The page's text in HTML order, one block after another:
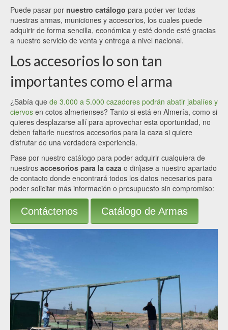
Puede pasar por nuestro catálogo para poder ver todas
nuestras armas, municiones y accesorios, los cuales puede
adquirir de forma sencilla, económica y esté donde esté gracias
a nuestro servicio de venta y entrega a nivel nacional.
Los accesorios lo son tan
importantes como el arma
¿Sabía que de 3.000 a 5.000 cazadores podrán abatir jabalíes y
ciervos en cotos almerienses? Tanto si está en Almería, como si
quieres desplazarse allí para aprovechar esta oportunidad, no
deben faltarle nuestros accesorios para la caza si quiere
disfrutar de una verdadera experiencia.
Pase por nuestro catálogo para poder adquirir cualquiera de
nuestros accesorios para la caza o diríjase a nuestro apartado
de contacto donde encontrará todos los datos necesarios para
poder solicitar más información o presupuesto sin compromiso:
Contáctenos Catálogo de Armas